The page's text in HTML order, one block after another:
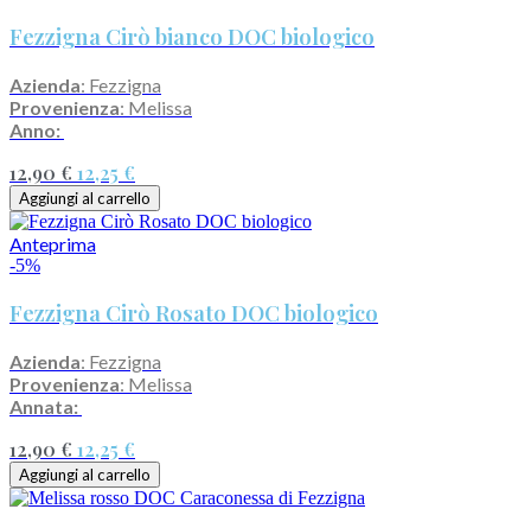
Fezzigna Cirò bianco DOC biologico
Azienda: Fezzigna
Provenienza: Melissa
Anno:
12,90 € 12,25 €
Aggiungi al carrello
Anteprima
-5%
Fezzigna Cirò Rosato DOC biologico
Azienda: Fezzigna
Provenienza: Melissa
Annata:
12,90 € 12,25 €
Aggiungi al carrello